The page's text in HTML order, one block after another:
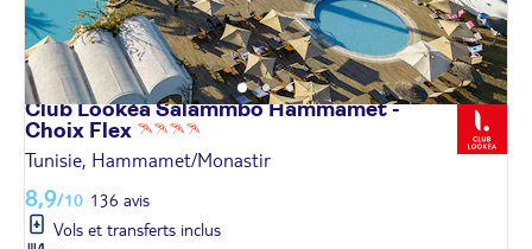
Club Lookéa Salammbo Hammamet -
Choix Flex
Tunisie, Hammamet/Monastir
8,9/10 136 avis
Vols et transferts inclus